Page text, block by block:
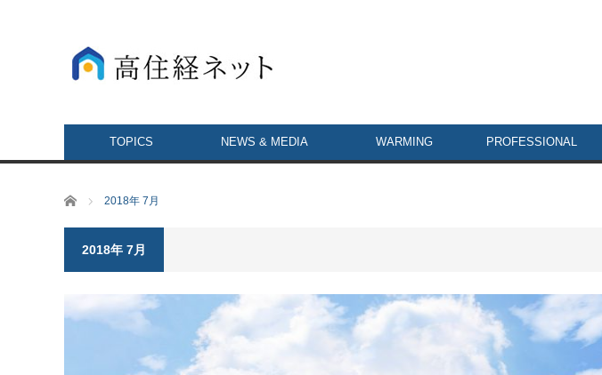
TOPICS NEWS & MEDIA WARMING PROFESSIONAL
ホーム 2018年 7月
2018年 7月